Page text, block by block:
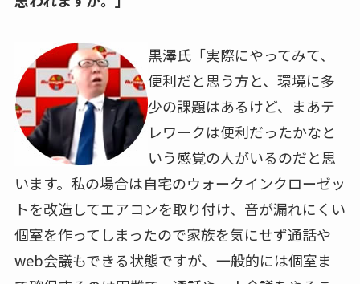
黒澤氏「実際にやってみて、
便利だと思う方と、環境に多
少の課題はあるけど、まあテ
レワークは便利だったかなと
いう感覚の人がいるのだと思
います。私の場合は自宅のウォークインクローゼッ
トを改造してエアコンを取り付け、音が漏れにくい
個室を作ってしまったので家族を気にせず通話や
web会議もできる状態ですが、一般的には個室ま